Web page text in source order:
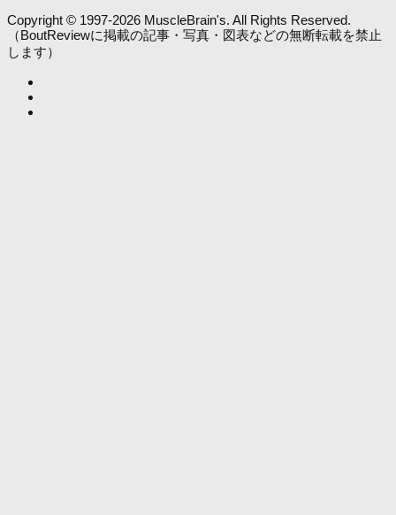
Copyright © 1997-2026 MuscleBrain's. All Rights Reserved.
（BoutReviewに掲載の記事・写真・図表などの無断転載を禁止
します）